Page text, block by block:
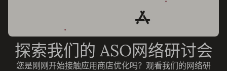
探索我们的 ASO网络研讨会
您是刚刚开始接触应用商店优化吗？观看我们的网络研